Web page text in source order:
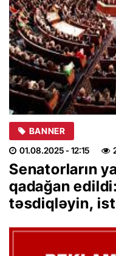
BANNER
01.08.2025- 12:15
Senatorların
qadağan
təsdiqləyin,